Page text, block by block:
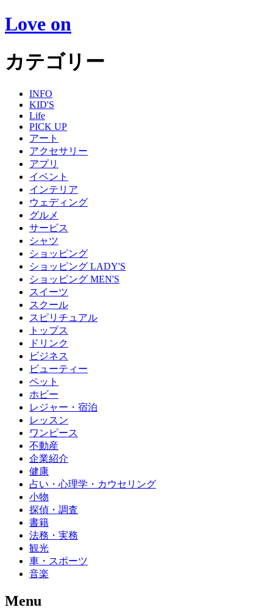
Love on
カテゴリー
INFO
KID'S
Life
PICK UP
アート
アクセサリー
アプリ
イベント
インテリア
ウェディング
グルメ
サービス
シャツ
ショッピング
ショッピング LADY'S
ショッピング MEN'S
スイーツ
スクール
スピリチュアル
トップス
ドリンク
ビジネス
ビューティー
ペット
ホビー
レジャー・宿泊
レッスン
ワンピース
不動産
企業紹介
健康
占い・心理学・カウセリング
小物
探偵・調査
書籍
法務・実務
観光
車・スポーツ
音楽
Menu